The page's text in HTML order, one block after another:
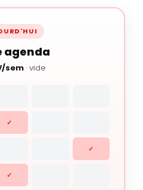
agenda
sem· vide
✓
✓
✓